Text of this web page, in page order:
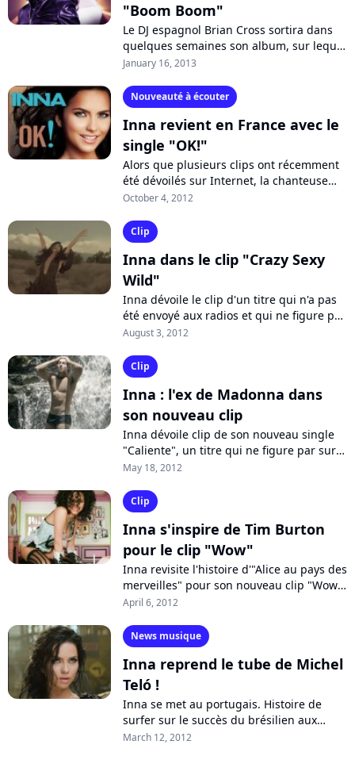
"Boom Boom"
Le DJ espagnol Brian Cross sortira dans
quelques semaines son album, sur lequel
il a invité Sophie Ellis-Bextor ainsi que la
January 16, 2013
Nouveauté à écouter
Inna revient en France avec le
single "OK!"
Alors que plusieurs clips ont récemment
été dévoilés sur Internet, la chanteuse
roumaine Inna fait officiellement son
October 4, 2012
Clip
Inna dans le clip "Crazy Sexy
Wild"
Inna dévoile le clip d'un titre qui n'a pas
été envoyé aux radios et qui ne figure pas
sur son dernier album "I Am The Club
August 3, 2012
Clip
Inna : l'ex de Madonna dans
son nouveau clip
Inna dévoile clip de son nouveau single
"Caliente", un titre qui ne figure par sur
son dernier album "I Am The Club
May 18, 2012
Clip
Inna s'inspire de Tim Burton
pour le clip "Wow"
Inna revisite l'histoire d'"Alice au pays des
merveilles" pour son nouveau clip "Wow".
Une vidéo dans laquelle la chanteuse
April 6, 2012
News musique
Inna reprend le tube de Michel
Teló !
Inna se met au portugais. Histoire de
surfer sur le succès du brésilien aux
cheveux blonds, la chanteuse roumaine a
March 12, 2012